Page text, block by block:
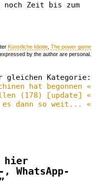
noch Zeit bis zum
Künstliche Idiotie The power game
by the author are personal.
gleichen Kategorie:
hat begonnen «
(178) [update] «
dann so weit... «
hier
WhatsApp-